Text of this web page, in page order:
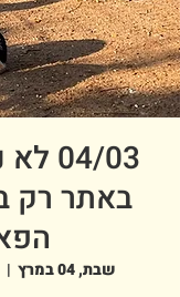
04/
באתר רק
שבת, 04 במרץ
  |